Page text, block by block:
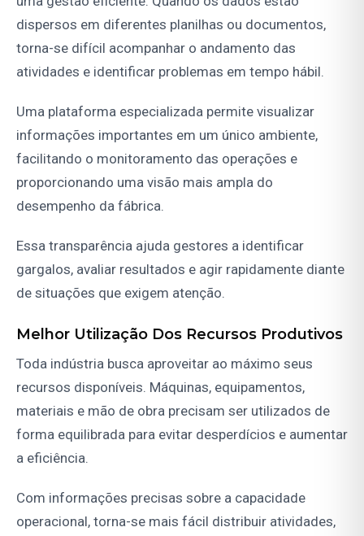
dispersos em diferentes planilhas ou documentos,
torna-se difícil acompanhar o andamento das
atividades e identificar problemas em tempo hábil.
Uma plataforma especializada permite visualizar
informações importantes em um único ambiente,
facilitando o monitoramento das operações e
proporcionando uma visão mais ampla do
desempenho da fábrica.
Essa transparência ajuda gestores a identificar
gargalos, avaliar resultados e agir rapidamente diante
de situações que exigem atenção.
Melhor Utilização Dos Recursos Produtivos
Toda indústria busca aproveitar ao máximo seus
recursos disponíveis. Máquinas, equipamentos,
materiais e mão de obra precisam ser utilizados de
forma equilibrada para evitar desperdícios e aumentar
a eficiência.
Com informações precisas sobre a capacidade
operacional, torna-se mais fácil distribuir atividades,